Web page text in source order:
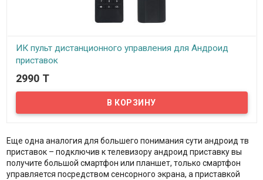
ИК пульт дистанционного управления для Андроид
приставок
In stock
Предлагаем ИК пульт для Android TV приставок. Данный пульт
дистанционного управления работает от 2х обычных батареек
стандарта ААА.
2990 T
Еще одна аналогия для большего понимания сути андроид тв
приставок – подключив к телевизору андроид приставку вы
получите большой смартфон или планшет, только смартфон
управляется посредством сенсорного экрана, а приставкой